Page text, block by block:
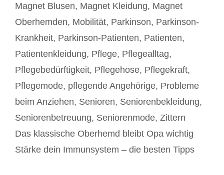
Magnet Blusen, Magnet Kleidung, Magnet
Oberhemden, Mobilität, Parkinson, Parkinson-
Krankheit, Parkinson-Patienten, Patienten,
Patientenkleidung, Pflege, Pflegealltag,
Pflegebedürftigkeit, Pflegehose, Pflegekraft,
Pflegemode, pflegende Angehörige, Probleme
beim Anziehen, Senioren, Seniorenbekleidung,
Seniorenbetreuung, Seniorenmode, Zittern
Beitrags-
Navigation
Das klassische Oberhemd bleibt Opa wichtig
Stärke dein Immunsystem – die besten Tipps